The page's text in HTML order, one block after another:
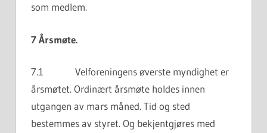
som medlem.
7 Årsmøte.
7.1 Velforeningens øverste myndighet er
årsmøtet. Ordinært årsmøte holdes innen
utgangen av mars måned. Tid og sted
bestemmes av styret. Og bekjentgjøres med